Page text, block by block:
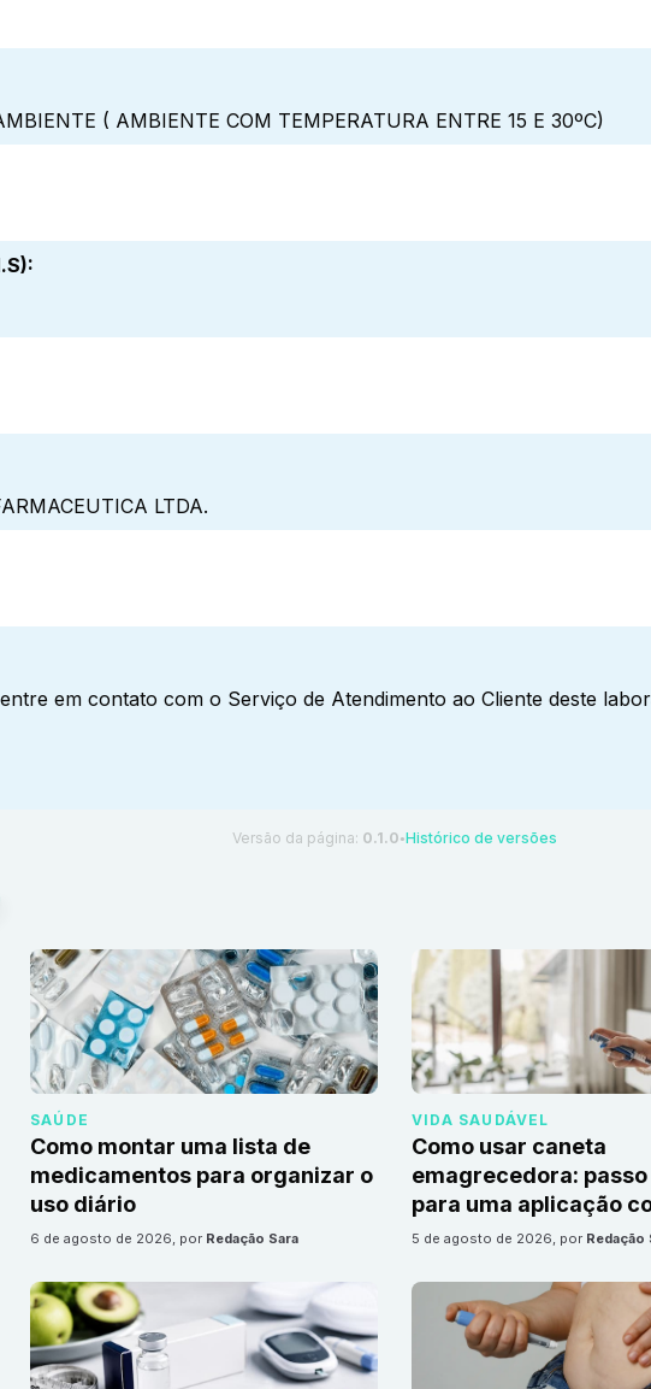
( AMBIENTE COM TEMPERATURA ENTRE 15 E 30ºC)
:
LTDA.
em contato com o Serviço de Atendimento ao Cliente deste
Versão da página: 0.1.0 ●Histórico de versões
SAÚDE
Como montar uma lista de
medicamentos para organizar o
uso diário
6 de agosto de 2026, por Redação Sara
VIDA SAUDÁVEL
Como usar caneta
emagrecedora: passo
para uma aplicação
5 de agosto de 2026, por Redação